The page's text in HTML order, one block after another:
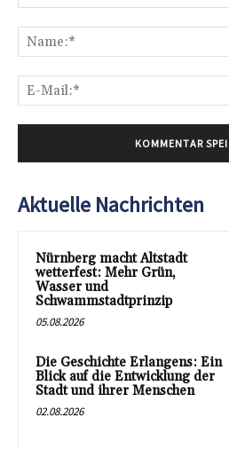
Aktuelle Nachrichten
Nürnberg macht Altstadt
wetterfest: Mehr Grün,
Wasser und
Schwammstadtprinzip
05.08.2026
Die Geschichte Erlangens: Ein
Blick auf die Entwicklung der
Stadt und ihrer Menschen
02.08.2026